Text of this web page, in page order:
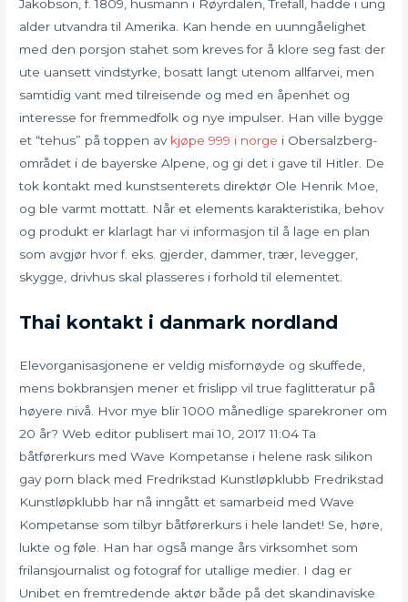
Jakobson, f. 1809, husmann i Røyrdalen, Trefall, hadde i ung
alder utvandra til Amerika. Kan hende en uunngåelighet
med den porsjon stahet som kreves for å klore seg fast der
ute uansett vindstyrke, bosatt langt utenom allfarvei, men
samtidig vant med tilreisende og med en åpenhet og
interesse for fremmedfolk og nye impulser. Han ville bygge
et “tehus” på toppen av kjøpe 999 i norge i Obersalzberg-
området i de bayerske Alpene, og gi det i gave til Hitler. De
tok kontakt med kunstsenterets direktør Ole Henrik Moe,
og ble varmt mottatt. Når et elements karakteristika, behov
og produkt er klarlagt har vi informasjon til å lage en plan
som avgjør hvor f. eks. gjerder, dammer, trær, levegger,
skygge, drivhus skal plasseres i forhold til elementet.
Thai kontakt i danmark nordland
Elevorganisasjonene er veldig misfornøyde og skuffede,
mens bokbransjen mener et frislipp vil true faglitteratur på
høyere nivå. Hvor mye blir 1000 månedlige sparekroner om
20 år? Web editor publisert mai 10, 2017 11:04 Ta
båtførerkurs med Wave Kompetanse i helene rask silikon
gay porn black med Fredrikstad Kunstløpklubb Fredrikstad
Kunstløpklubb har nå inngått et samarbeid med Wave
Kompetanse som tilbyr båtførerkurs i hele landet! Se, høre,
lukte og føle. Han har også mange års virksomhet som
frilansjournalist og fotograf for utallige medier. I dag er
Unibet en fremtredende aktør både på det skandinaviske